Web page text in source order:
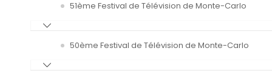
51ème Festival de Télévision de Monte-Carlo
50ème Festival de Télévision de Monte-Carlo